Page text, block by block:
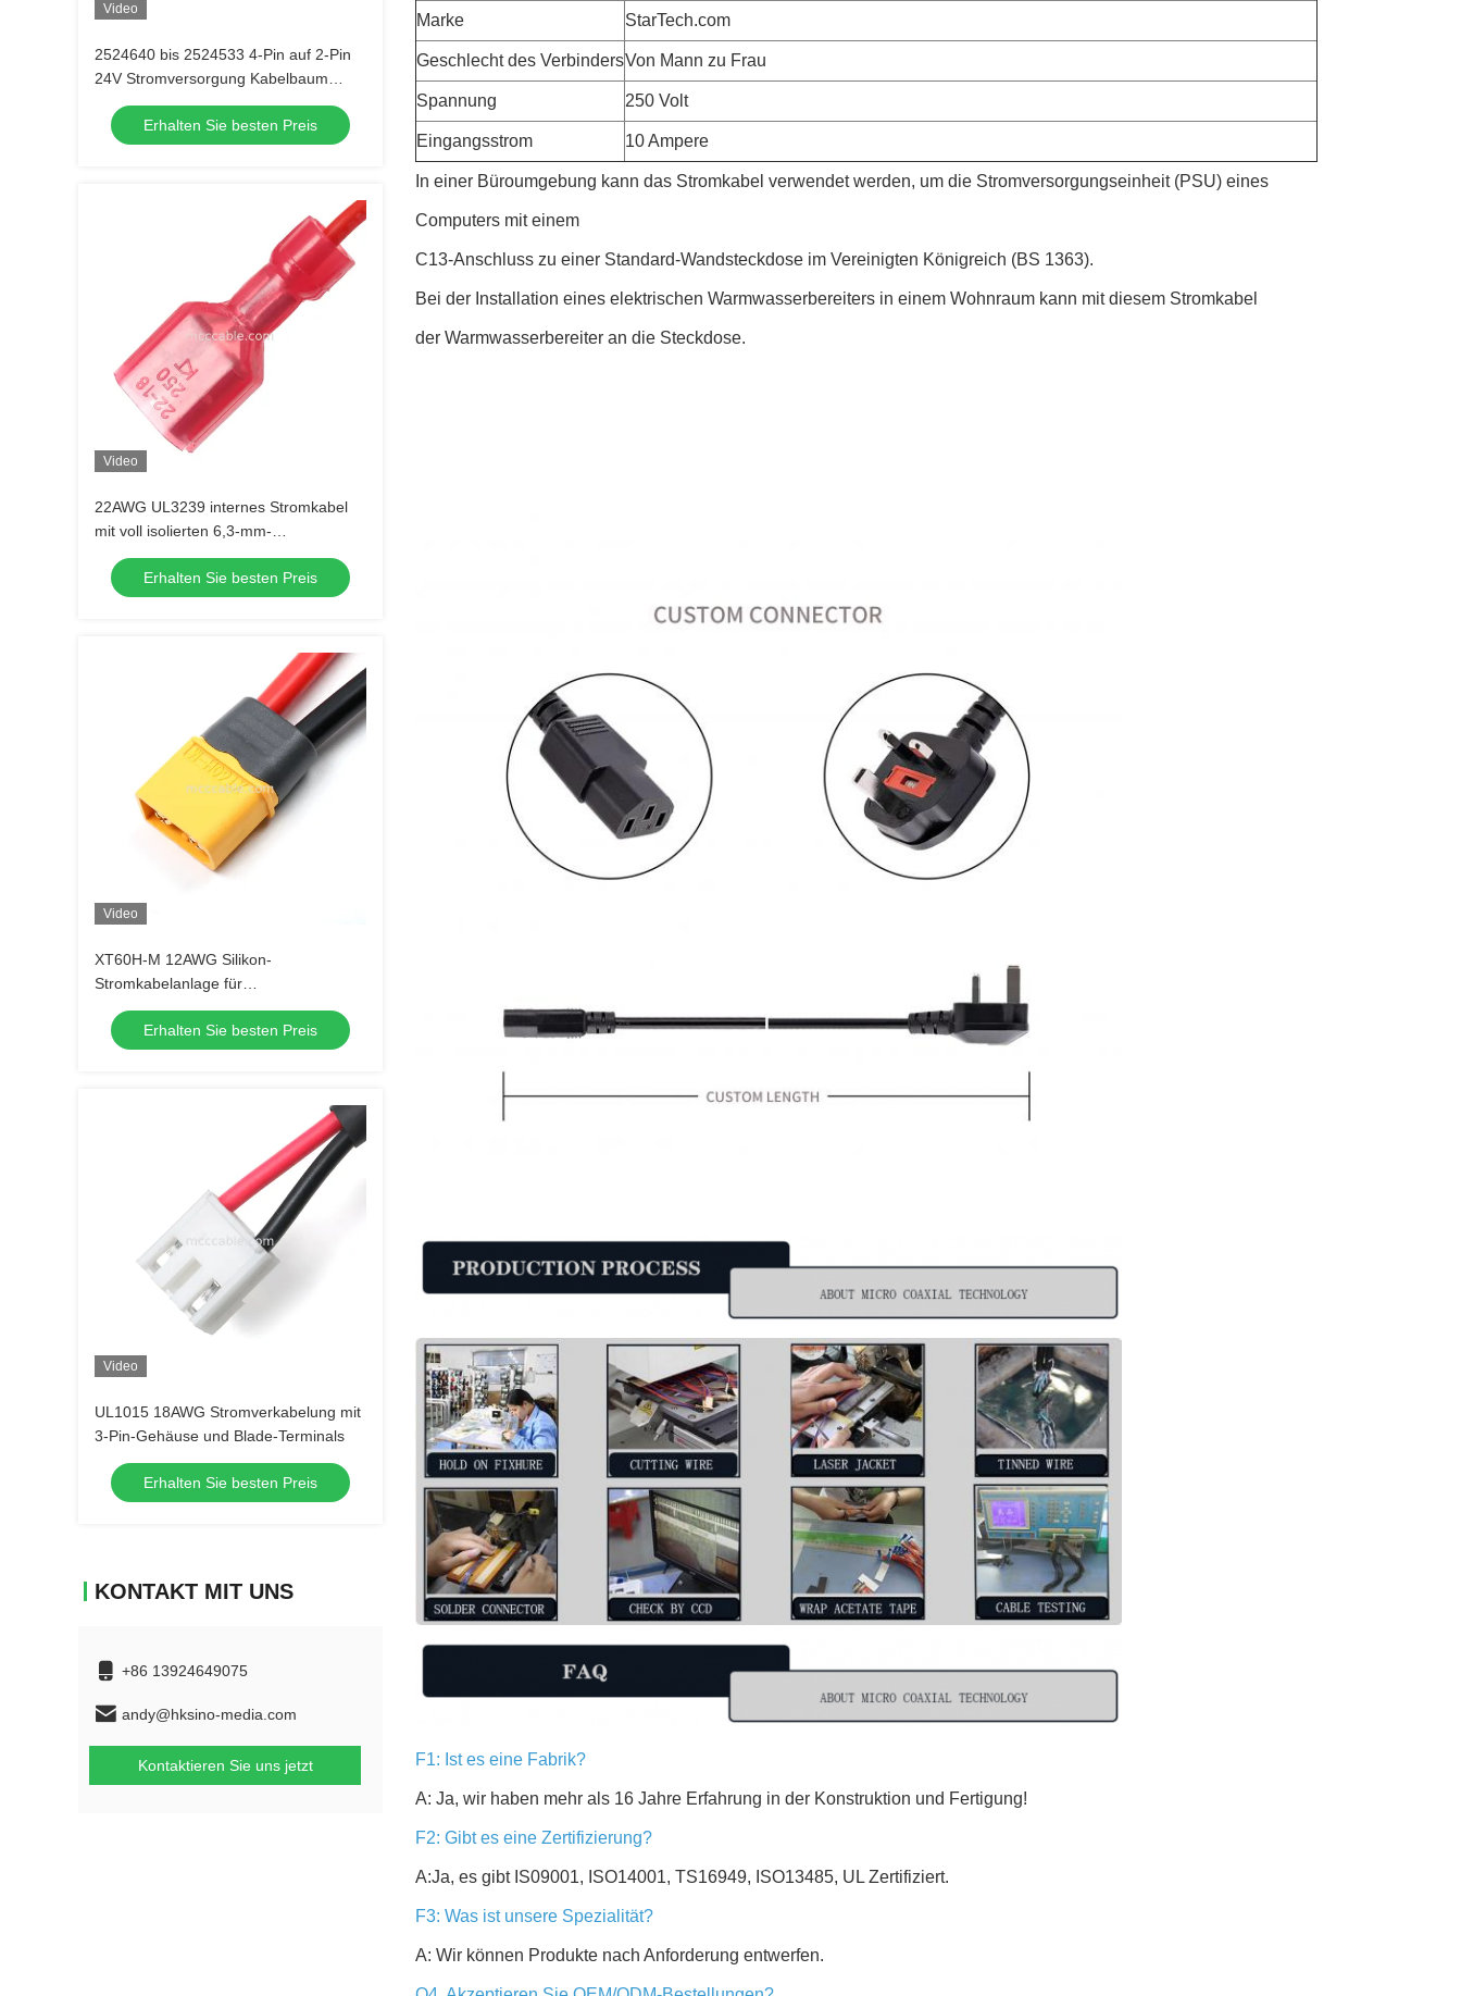
Video
2524640 bis 2524533 4-Pin auf 2-Pin
24V Stromversorgung Kabelbaum
AWG22
Erhalten Sie besten Preis
Video
22AWG UL3239 internes Stromkabel
mit voll isolierten 6,3-mm-
Buchsenklemmen
Erhalten Sie besten Preis
Video
XT60H-M 12AWG Silikon-
Stromkabelanlage für
Hochstromanwendungen
Erhalten Sie besten Preis
Video
UL1015 18AWG Stromverkabelung mit
3-Pin-Gehäuse und Blade-Terminals
Erhalten Sie besten Preis
KONTAKT MIT UNS
+86 13924649075
andy@hksino-media.com
Kontaktieren Sie uns jetzt
Marke StarTech.com
Geschlecht des VerbindersVon Mann zu Frau
Spannung 250 Volt
Eingangsstrom 10 Ampere
In einer Büroumgebung kann das Stromkabel verwendet werden, um die Stromversorgungseinheit (PSU) eines
Computers mit einem
C13-Anschluss zu einer Standard-Wandsteckdose im Vereinigten Königreich (BS 1363).
Bei der Installation eines elektrischen Warmwasserbereiters in einem Wohnraum kann mit diesem Stromkabel
der Warmwasserbereiter an die Steckdose.
F1: Ist es eine Fabrik?
A: Ja, wir haben mehr als 16 Jahre Erfahrung in der Konstruktion und Fertigung!
F2: Gibt es eine Zertifizierung?
A:Ja, es gibt IS09001, ISO14001, TS16949, ISO13485, UL Zertifiziert.
F3: Was ist unsere Spezialität?
A: Wir können Produkte nach Anforderung entwerfen.